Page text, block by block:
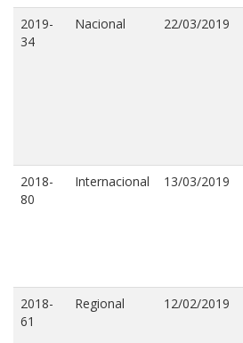
2019-
34
Nacional 22/03/2019
2018-
80
Internacional 13/03/2019
2018-
61
Regional 12/02/2019